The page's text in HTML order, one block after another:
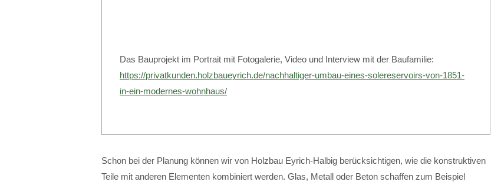
Das Bauprojekt im Portrait mit Fotogalerie, Video und Interview mit der Baufamilie:
https://privatkunden.holzbaueyrich.de/nachhaltiger-umbau-eines-solereservoirs-von-1851-
in-ein-modernes-wohnhaus/
Schon bei der Planung können wir von Holzbau Eyrich-Halbig berücksichtigen, wie die konstruktiven
Teile mit anderen Elementen kombiniert werden. Glas, Metall oder Beton schaffen zum Beispiel